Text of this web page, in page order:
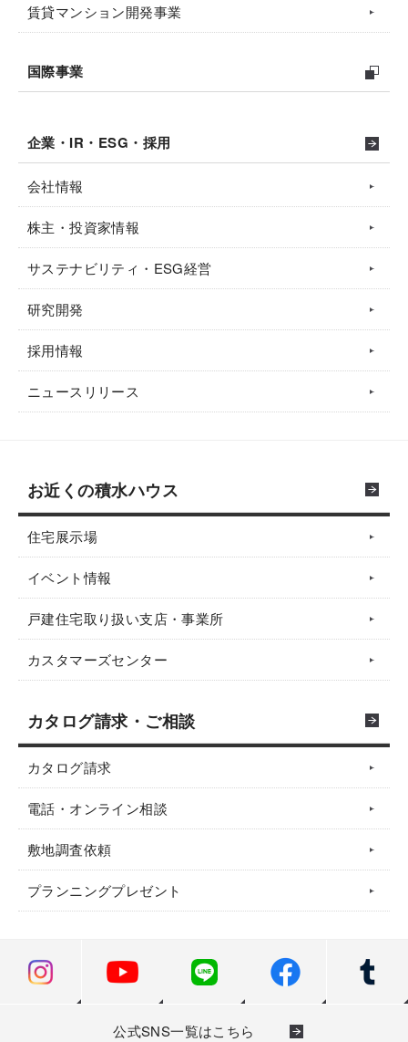
賃貸マンション開発事業
国際事業
企業・IR・ESG・採用
会社情報
株主・投資家情報
サステナビリティ・ESG経営
研究開発
採用情報
ニュースリリース
お近くの積水ハウス
住宅展示場
イベント情報
戸建住宅取り扱い支店・事業所
カスタマーズセンター
カタログ請求・ご相談
カタログ請求
電話・オンライン相談
敷地調査依頼
プランニングプレゼント
公式SNS一覧はこちら